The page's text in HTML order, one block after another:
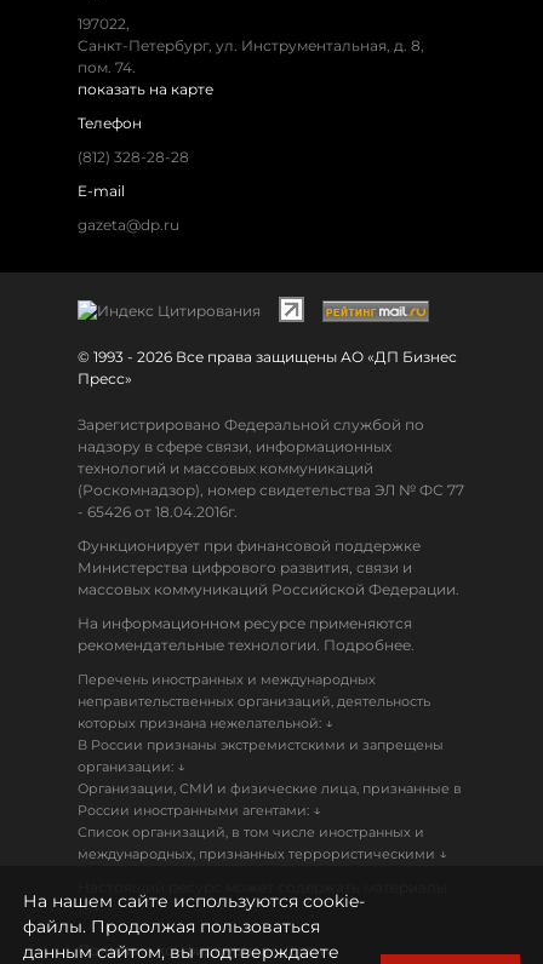
197022,
Санкт-Петербург, ул. Инструментальная, д. 8,
пом. 74.
показать на карте
Телефон
(812) 328-28-28
E-mail
gazeta@dp.ru
© 1993 - 2026 Все права защищены АО «ДП Бизнес
Пресс»
Зарегистрировано Федеральной службой по
надзору в сфере связи, информационных
технологий и массовых коммуникаций
(Роскомнадзор), номер свидетельства ЭЛ № ФС 77
- 65426 от 18.04.2016г.
Функционирует при финансовой поддержке
Министерства цифрового развития, связи и
массовых коммуникаций Российской Федерации.
На информационном ресурсе применяются
рекомендательные технологии. Подробнее.
Перечень иностранных и международных
неправительственных организаций, деятельность
которых признана нежелательной: ↓
В России признаны экстремистскими и запрещены
организации: ↓
Организации, СМИ и физические лица, признанные в
России иностранными агентами: ↓
Список организаций, в том числе иностранных и
международных, признанных террористическими ↓
18+
Политика конфиденциальности
На нашем сайте используются cookie-
файлы. Продолжая пользоваться
данным сайтом, вы подтверждаете